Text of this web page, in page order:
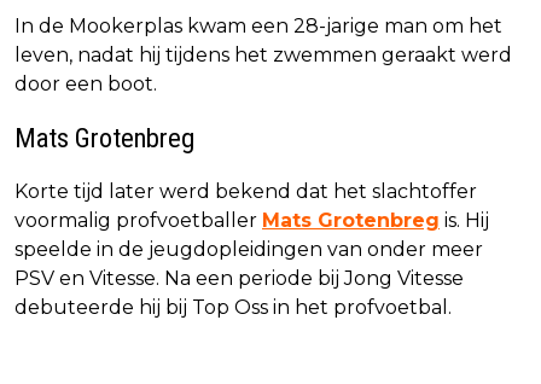
In de Mookerplas kwam een 28-jarige man om het
leven, nadat hij tijdens het zwemmen geraakt werd
door een boot.
Mats Grotenbreg
Korte tijd later werd bekend dat het slachtoffer
voormalig profvoetballer Mats Grotenbreg is. Hij
speelde in de jeugdopleidingen van onder meer
PSV en Vitesse. Na een periode bij Jong Vitesse
debuteerde hij bij Top Oss in het profvoetbal.